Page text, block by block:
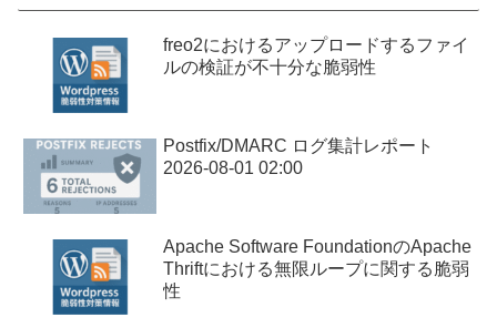
freo2におけるアップロードするファイ
ルの検証が不十分な脆弱性
Postfix/DMARC ログ集計レポート
2026-08-01 02:00
Apache Software FoundationのApache
Thriftにおける無限ループに関する脆弱
性